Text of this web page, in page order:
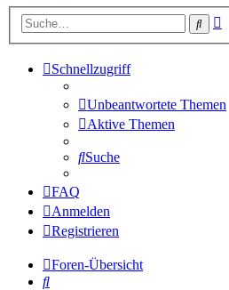
Suche
Schnellzugriff
Unbeantwortete Themen
Aktive Themen
Suche
FAQ
Anmelden
Registrieren
Foren-Übersicht
Suche